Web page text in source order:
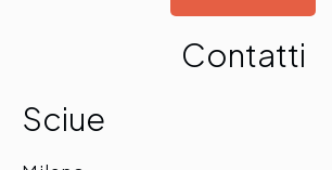
Contatti
Sciue